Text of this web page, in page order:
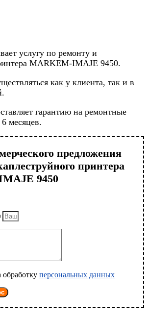
услугу по ремонту и
MARKEM-IMAJE 9450.
как у клиента, так и в
гарантию на ремонтные
месяцев.
предложения
принтера
9450
обработку персональных данных